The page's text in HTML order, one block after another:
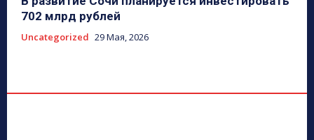
702 млрд рублей
Uncategorized 29 Мая, 2026